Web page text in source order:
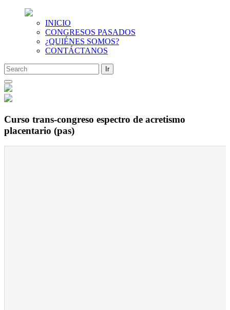
INICIO
CONGRESOS PASADOS
¿QUIÉNES SOMOS?
CONTÁCTANOS
Saltar
al
contenido
Curso trans-congreso espectro de acretismo
placentario (pas)